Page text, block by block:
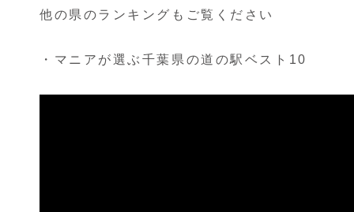
他の県のランキングもご覧ください
・マニアが選ぶ千葉県の道の駅ベスト10